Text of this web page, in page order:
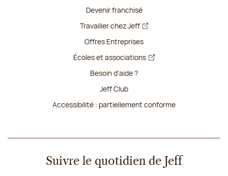
Devenir franchisé
Travailler chez Jeff
Offres Entreprises
Écoles et associations
Besoin d'aide ?
Jeff Club
Accessibilité : partiellement conforme
Suivre le quotidien de Jeff